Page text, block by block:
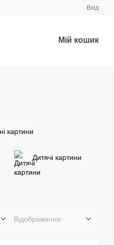
Вхід
Мій кошик
картини
Дитячі картини
Відображення: